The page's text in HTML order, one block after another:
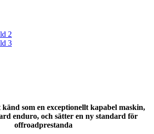
som en exceptionellt kapabel maskin,
enduro, och sätter en ny standard för
offroadprestanda